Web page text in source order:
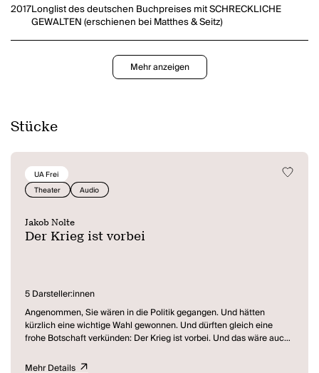
2017Longlist des deutschen Buchpreises mit SCHRECKLICHE
GEWALTEN (erschienen bei Matthes & Seitz)
Mehr anzeigen
Stücke
UA Frei
Theater
Audio
Jakob Nolte
Der Krieg ist vorbei
5 Darsteller:innen
Angenommen, Sie wären in die Politik gegangen. Und hätten
kürzlich eine wichtige Wahl gewonnen. Und dürften gleich eine
frohe Botschaft verkünden: Der Krieg ist vorbei. Und das wäre auch
Ecken etwas schwelend und insgesamt natürlich viele Tote,
Mehr Details